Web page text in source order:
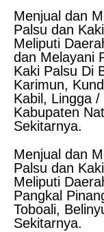
Menjual dan
Palsu dan
Meliputi
dan Melayani
Kaki Palsu Di
Karimun,
Kabil, Lingga
Kabupaten
Sekitarnya.
Menjual dan
Palsu dan
Meliputi
Pangkal
Toboali,
Sekitarnya.